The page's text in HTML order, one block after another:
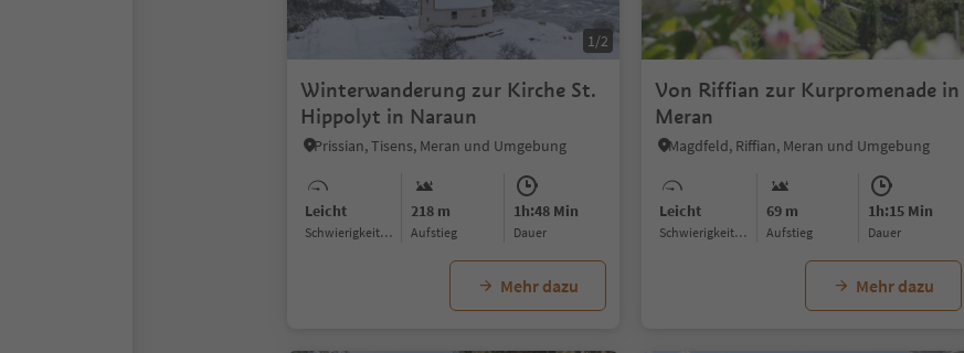
1/2
Winterwanderung zur Kirche St.
Hippolyt in Naraun
Prissian, Tisens, Meran und Umgebung
Leicht
Schwierigkeitsgrad
218 m
Aufstieg
1h:48 Min
Dauer
Mehr dazu
Von Riffian zur Kurpromenade in
Meran
Magdfeld, Riffian, Meran und Umgebung
Leicht
Schwierigkeitsgrad
69 m
Aufstieg
1h:15 Min
Dauer
Mehr dazu